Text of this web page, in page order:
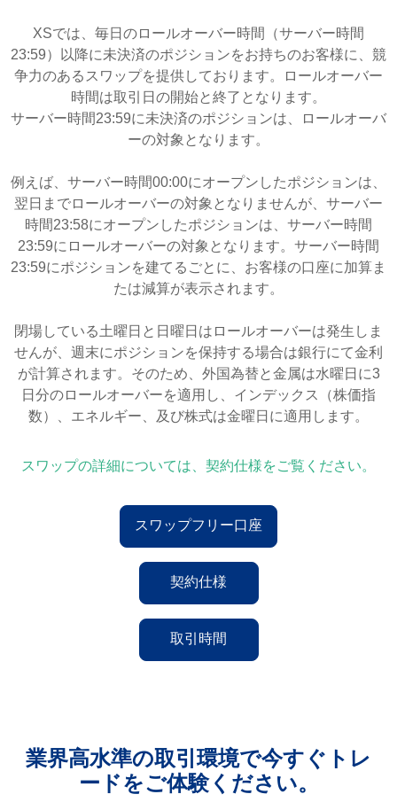
XSでは、毎日のロールオーバー時間（サーバー時間
23:59）以降に未決済のポジションをお持ちのお客様に、競
争力のあるスワップを提供しております。ロールオーバー
時間は取引日の開始と終了となります。
サーバー時間23:59に未決済のポジションは、ロールオーバ
ーの対象となります。
例えば、サーバー時間00:00にオープンしたポジションは、
翌日までロールオーバーの対象となりませんが、サーバー
時間23:58にオープンしたポジションは、サーバー時間
23:59にロールオーバーの対象となります。サーバー時間
23:59にポジションを建てるごとに、お客様の口座に加算ま
たは減算が表示されます。
閉場している土曜日と日曜日はロールオーバーは発生しま
せんが、週末にポジションを保持する場合は銀行にて金利
が計算されます。そのため、外国為替と金属は水曜日に3
日分のロールオーバーを適用し、インデックス（株価指
数）、エネルギー、及び株式は金曜日に適用します。
スワップの詳細については、契約仕様をご覧ください。
スワップフリー口座
契約仕様
取引時間
業界高水準の取引環境で今すぐトレ
ードをご体験ください。